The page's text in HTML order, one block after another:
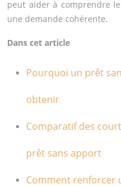
peut aider à comprendre
une demande cohérente.
Dans cet article
Pourquoi un prêt
obtenir
Comparatif des
prêt sans apport
Comment renforcer